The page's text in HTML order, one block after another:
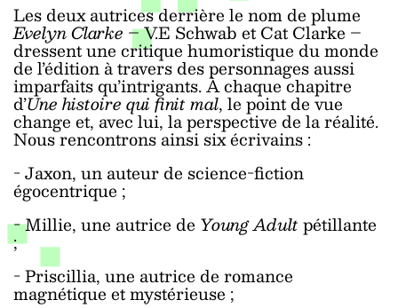
Les deux autrices derrière le nom de plume
Evelyn Clarke – V.E Schwab et Cat Clarke –
dressent une critique humoristique du monde
de l’édition à travers des personnages aussi
imparfaits qu’intrigants. À chaque chapitre
d’Une histoire qui finit mal, le point de vue
change et, avec lui, la perspective de la réalité.
Nous rencontrons ainsi six écrivains :
- Jaxon, un auteur de science-fiction
égocentrique ;
- Millie, une autrice de Young Adultpétillante
;
- Priscillia, une autrice de romance
magnétique et mystérieuse ;